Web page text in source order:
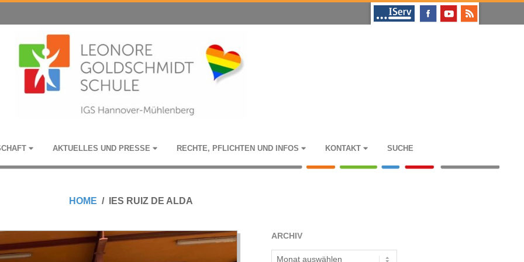
AKTU­EL­LES UND PRESSE RECHTE, PFLICH­TEN UND INFOS KON­TAKT SUCHE
HOME IES RUIZ DE ALDA
ARCHIV
Archiv